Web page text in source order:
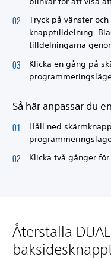
Tryck på vänster
knapptilldelning.
tilldelningarna
Klicka en gång på
Så här anpassar du
Håll ned
Klicka två gånger
Återställa